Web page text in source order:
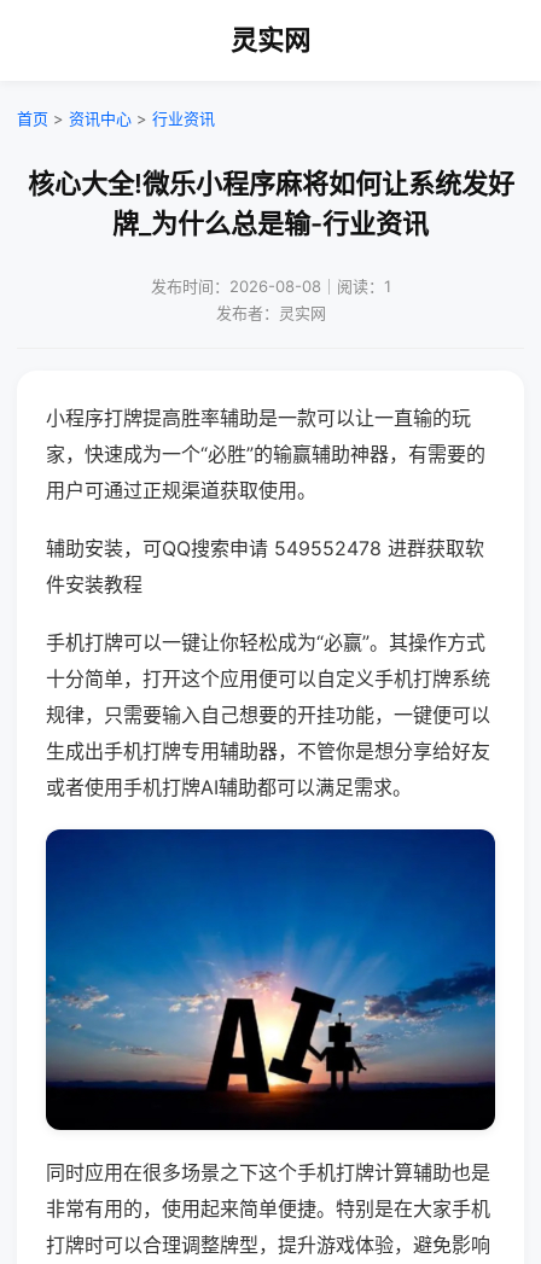
灵实网
首页 > 资讯中心 > 行业资讯
核心大全!微乐小程序麻将如何让系统发好
牌_为什么总是输-行业资讯
发布时间：2026-08-08｜阅读：1
发布者：灵实网
小程序打牌提高胜率辅助是一款可以让一直输的玩
家，快速成为一个“必胜”的输赢辅助神器，有需要的
用户可通过正规渠道获取使用。
辅助安装，可QQ搜索申请 549552478 进群获取软
件安装教程
手机打牌可以一键让你轻松成为“必赢”。其操作方式
十分简单，打开这个应用便可以自定义手机打牌系统
规律，只需要输入自己想要的开挂功能，一键便可以
生成出手机打牌专用辅助器，不管你是想分享给好友
或者使用手机打牌AI辅助都可以满足需求。
同时应用在很多场景之下这个手机打牌计算辅助也是
非常有用的，使用起来简单便捷。特别是在大家手机
打牌时可以合理调整牌型，提升游戏体验，避免影响